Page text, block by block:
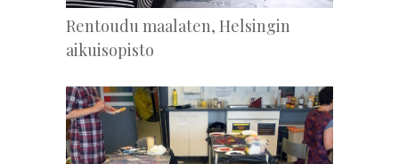
Rentoudu maalaten, Helsingin
aikuisopisto